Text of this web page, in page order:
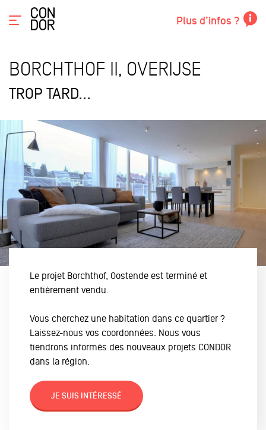
Plus d’infos ?
BORCHTHOF II, OVERIJSE
TROP TARD...
Le projet Borchthof, Oostende est terminé et
entièrement vendu.
Vous cherchez une habitation dans ce quartier ?
Laissez-nous vos coordonnées. Nous vous
tiendrons informés des nouveaux projets CONDOR
dans la région.
JE SUIS INTÉRESSÉ